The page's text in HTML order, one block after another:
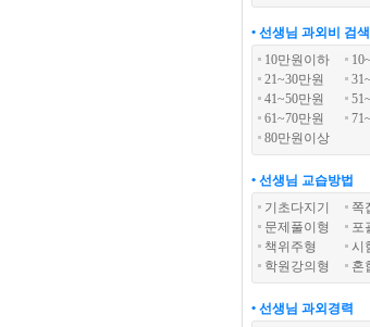
• 선생님 과외비 검색
10만원이하
21~30만원
41~50만원
61~70만원
80만원이상
• 선생님 교습방법
기초다지기
쪽
문제풀이형
포
책위주형
시
학원강의형
혼
• 선생님 과외경력